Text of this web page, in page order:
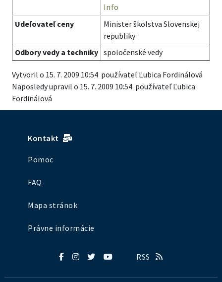
Info
Udeľovateľ ceny
Minister školstva Slovenskej
republiky
Odbory vedy a techniky spoločenské vedy
Vytvoril o 15. 7. 2009 10:54 používateľ Ľubica Fordinálová
Naposledy upravil o 15. 7. 2009 10:54 používateľ Ľubica
Fordinálová
Kontakt
Pomoc
FAQ
Mapa stránok
Právne informácie
RSS